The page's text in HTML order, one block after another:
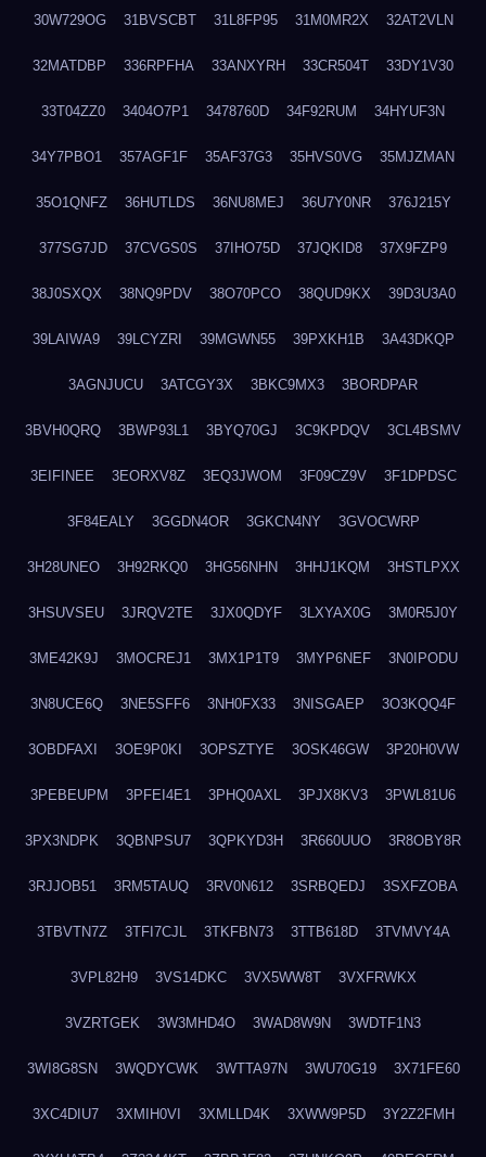
30W729OG 31BVSCBT 31L8FP95 31M0MR2X 32AT2VLN
32MATDBP 336RPFHA 33ANXYRH 33CR504T 33DY1V30
33T04ZZ0 3404O7P1 3478760D 34F92RUM 34HYUF3N
34Y7PBO1 357AGF1F 35AF37G3 35HVS0VG 35MJZMAN
35O1QNFZ 36HUTLDS 36NU8MEJ 36U7Y0NR 376J215Y
377SG7JD 37CVGS0S 37IHO75D 37JQKID8 37X9FZP9
38J0SXQX 38NQ9PDV 38O70PCO 38QUD9KX 39D3U3A0
39LAIWA9 39LCYZRI 39MGWN55 39PXKH1B 3A43DKQP
3AGNJUCU 3ATCGY3X 3BKC9MX3 3BORDPAR
3BVH0QRQ 3BWP93L1 3BYQ70GJ 3C9KPDQV 3CL4BSMV
3EIFINEE 3EORXV8Z 3EQ3JWOM 3F09CZ9V 3F1DPDSC
3F84EALY 3GGDN4OR 3GKCN4NY 3GVOCWRP
3H28UNEO 3H92RKQ0 3HG56NHN 3HHJ1KQM 3HSTLPXX
3HSUVSEU 3JRQV2TE 3JX0QDYF 3LXYAX0G 3M0R5J0Y
3ME42K9J 3MOCREJ1 3MX1P1T9 3MYP6NEF 3N0IPODU
3N8UCE6Q 3NE5SFF6 3NH0FX33 3NISGAEP 3O3KQQ4F
3OBDFAXI 3OE9P0KI 3OPSZTYE 3OSK46GW 3P20H0VW
3PEBEUPM 3PFEI4E1 3PHQ0AXL 3PJX8KV3 3PWL81U6
3PX3NDPK 3QBNPSU7 3QPKYD3H 3R660UUO 3R8OBY8R
3RJJOB51 3RM5TAUQ 3RV0N612 3SRBQEDJ 3SXFZOBA
3TBVTN7Z 3TFI7CJL 3TKFBN73 3TTB618D 3TVMVY4A
3VPL82H9 3VS14DKC 3VX5WW8T 3VXFRWKX
3VZRTGEK 3W3MHD4O 3WAD8W9N 3WDTF1N3
3WI8G8SN 3WQDYCWK 3WTTA97N 3WU70G19 3X71FE60
3XC4DIU7 3XMIH0VI 3XMLLD4K 3XWW9P5D 3Y2Z2FMH